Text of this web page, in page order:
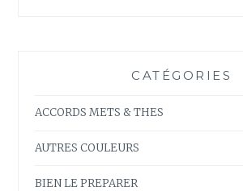
CATÉGORIES
ACCORDS METS & THES
AUTRES COULEURS
BIEN LE PREPARER